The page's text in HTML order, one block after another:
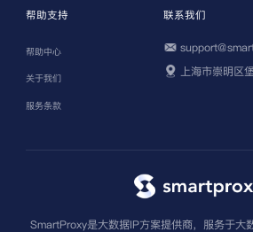
帮助支持
帮助中心
关于我们
服务条款
联系我们
上海市崇明区
SmartProxy是大数据IP方案提供商，服务于大